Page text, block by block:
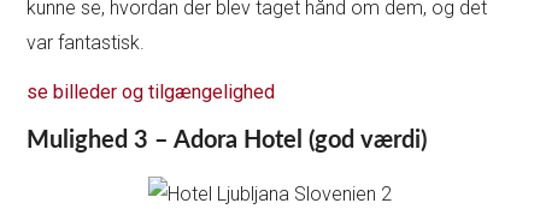
kunne se, hvordan der blev taget hånd om dem, og det
var fantastisk.
se billeder og tilgængelighed
Mulighed 3 – Adora Hotel (god værdi)